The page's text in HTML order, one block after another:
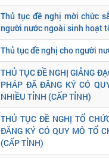
Thủ tục đề nghị mời chức
người nước ngoài sinh hoạt
Thủ tục đề nghị cho người
THỦ TỤC ĐỀ NGHỊ GIẢNG
PHÁP ĐÃ ĐĂNG KÝ CÓ
NHIỀU TỈNH (CẤP TỈNH)
THỦ TỤC ĐỀ NGHỊ TỔ
ĐĂNG KÝ CÓ QUY MÔ TỔ
(CẤP TỈNH)